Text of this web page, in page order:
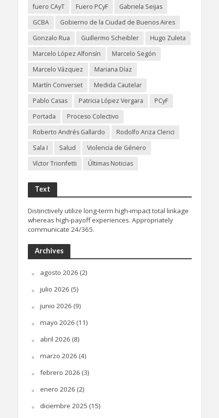
fuero CAyT
Fuero PCyF
Gabriela Seijas
GCBA
Gobierno de la Ciudad de Buenos Aires
Gonzalo Rua
Guillermo Scheibler
Hugo Zuleta
Marcelo López Alfonsín
Marcelo Segón
Marcelo Vázquez
Mariana Díaz
Martín Converset
Medida Cautelar
Pablo Casas
Patricia López Vergara
PCyF
Portada
Proceso Colectivo
Roberto Andrés Gallardo
Rodolfo Ariza Clerici
Sala I
Salud
Violencia de Género
Víctor Trionfetti
Últimas Noticias
Text
Distinctively utilize long-term high-impact total linkage
whereas high-payoff experiences. Appropriately
communicate 24/365.
Archives
agosto 2026 (2)
julio 2026 (5)
junio 2026 (9)
mayo 2026 (11)
abril 2026 (8)
marzo 2026 (4)
febrero 2026 (3)
enero 2026 (2)
diciembre 2025 (15)